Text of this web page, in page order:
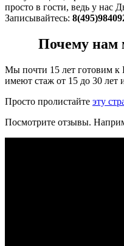
просто в гости, ведь у нас
Записывайтесь:
Почему нам
Мы почти 15 лет готовим к
имеют стаж от 15 до 30 лет
Просто пролистайте эту
Посмотрите отзывы.